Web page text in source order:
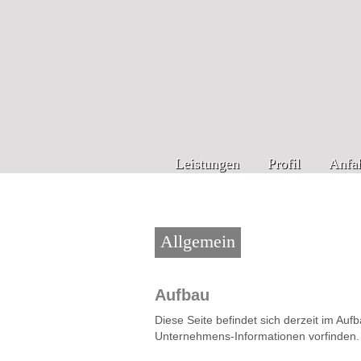
Leistungen Profil
Allgemein
Aufbau
Diese Seite befindet sich derzeit im
Unternehmens-Informationen vorfinden.